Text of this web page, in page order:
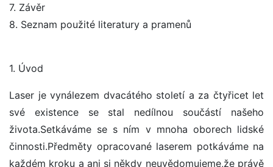
7. Závěr
8. Seznam použité literatury a pramenů
1. Úvod
Laser je vynálezem dvacátého století a za čtyřicet let
své existence se stal nedílnou součástí našeho
života.Setkáváme se s ním v mnoha oborech lidské
činnosti.Předměty opracované laserem potkáváme na
každém kroku a ani si někdy neuvědomujeme,že právě